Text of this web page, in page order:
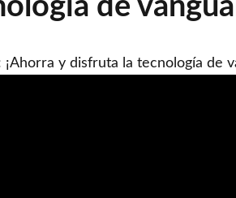
y disfruta la tecnología de